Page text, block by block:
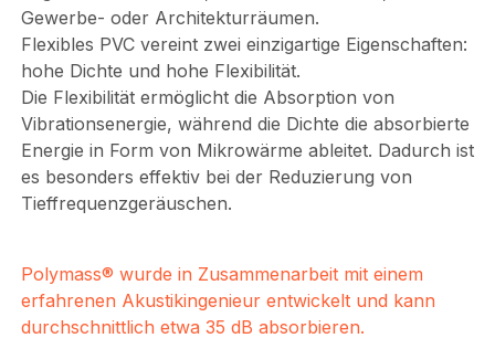
Gewerbe- oder Architekturräumen.
Flexibles PVC vereint zwei einzigartige Eigenschaften:
hohe Dichte und hohe Flexibilität.
Die Flexibilität ermöglicht die Absorption von
Vibrationsenergie, während die Dichte die absorbierte
Energie in Form von Mikrowärme ableitet. Dadurch ist
es besonders effektiv bei der Reduzierung von
Tieffrequenzgeräuschen.
Polymass® wurde in Zusammenarbeit mit einem
erfahrenen Akustikingenieur entwickelt und kann
durchschnittlich etwa 35 dB absorbieren.